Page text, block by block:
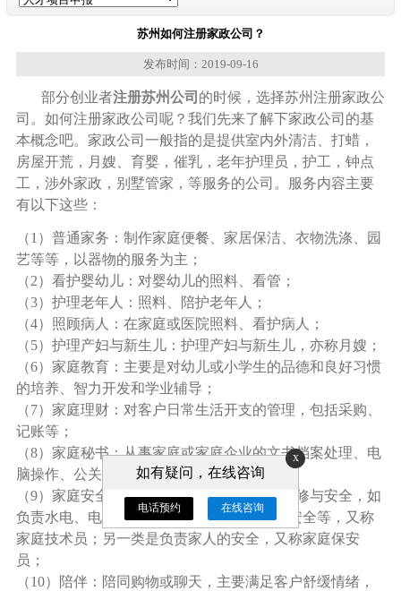
苏州如何注册家政公司？
发布时间：2019-09-16
部分创业者注册苏州公司 的时候，选择苏州注册家政公
司。如何注册家政公司呢？我们先来了解下家政公司的基
本概念吧。家政公司一般指的是提供室内外清洁、打蜡，
房屋开荒，月嫂、育婴，催乳，老年护理员，护工，钟点
工，涉外家政，别墅管家，等服务的公司。服务内容主要
有以下这些：
（1）普通家务：制作家庭便餐、家居保洁、衣物洗涤、园
艺等等，以器物的服务为主；
（2）看护婴幼儿：对婴幼儿的照料、看管；
（3）护理老年人：照料、陪护老年人；
（4）照顾病人：在家庭或医院照料、看护病人；
（5）护理产妇与新生儿：护理产妇与新生儿，亦称月嫂；
（6）家庭教育：主要是对幼儿或小学生的品德和良好习惯
的培养、智力开发和学业辅导；
（7）家庭理财：对客户日常生活开支的管理，包括采购、
记账等；
（8）家庭秘书：从事家庭或家庭企业的文书档案处理、电
脑操作、公关事务、汽车驾驶等；
（9）家庭安全员：一类是负责家庭器物的维修与安全，如
负责水电、电器、电脑、住宅的维修服务与安全等，又称
家庭技术员；另一类是负责家人的安全，又称家庭保安
员；
（10）陪伴：陪同购物或聊天，主要满足客户舒缓情绪，
x
如有疑问，在线咨询
电话预约 在线咨询